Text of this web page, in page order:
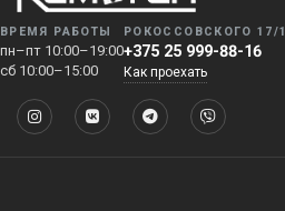
ВРЕМЯ РАБОТЫ
пн–пт 10:00–19:00
сб 10:00–15:00
РОКОССОВСКОГО 17/1
+375 25 999-88-16
Как проехать